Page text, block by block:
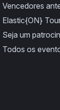
Vencedores
Elastic{ON}
Seja um
Todos os